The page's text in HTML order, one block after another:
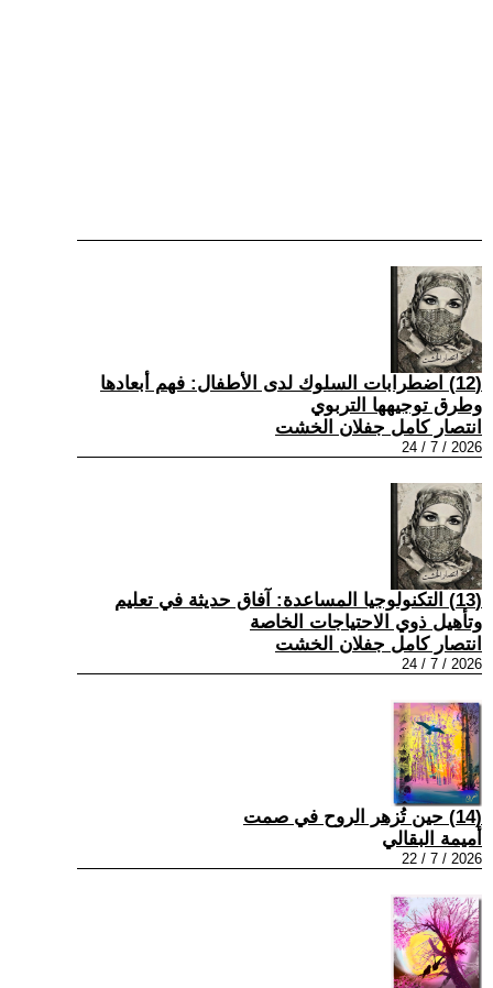
(12) اضطرابات السلوك لدى الأطفال: فهم أبعادها
وطرق توجيهها التربوي
انتصار كامل جفلان الخشت
2026 / 7 / 24
(13) التكنولوجيا المساعدة: آفاق حديثة في تعليم
وتأهيل ذوي الاحتياجات الخاصة
انتصار كامل جفلان الخشت
2026 / 7 / 24
(14) حين تُزهر الروح في صمت
أميمة البقالي
2026 / 7 / 22